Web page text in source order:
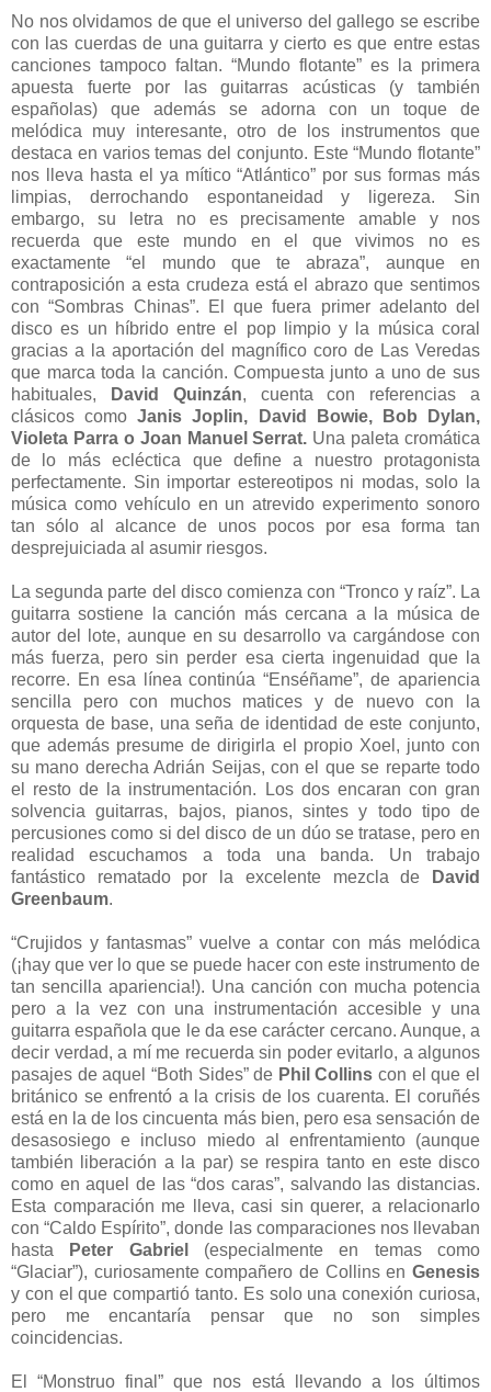
No nos olvidamos de que el universo del gallego se escribe
con las cuerdas de una guitarra y cierto es que entre estas
canciones tampoco faltan. “Mundo flotante” es la primera
apuesta fuerte por las guitarras acústicas (y también
españolas) que además se adorna con un toque de
melódica muy interesante, otro de los instrumentos que
destaca en varios temas del conjunto. Este “Mundo flotante”
nos lleva hasta el ya mítico “Atlántico” por sus formas más
limpias, derrochando espontaneidad y ligereza. Sin
embargo, su letra no es precisamente amable y nos
recuerda que este mundo en el que vivimos no es
exactamente “el mundo que te abraza”, aunque en
contraposición a esta crudeza está el abrazo que sentimos
con “Sombras Chinas”. El que fuera primer adelanto del
disco es un híbrido entre el pop limpio y la música coral
gracias a la aportación del magnífico coro de Las Veredas
que marca toda la canción. Compuesta junto a uno de sus
habituales, David Quinzán, cuenta con referencias a
clásicos comoJanis Joplin, David Bowie, Bob Dylan,
Violeta Parra o Joan Manuel Serrat. Una paleta cromática
de lo más ecléctica que define a nuestro protagonista
perfectamente. Sin importar estereotipos ni modas, solo la
música como vehículo en un atrevido experimento sonoro
tan sólo al alcance de unos pocos por esa forma tan
desprejuiciada al asumir riesgos.
La segunda parte del disco comienza con “Tronco y raíz”. La
guitarra sostiene la canción más cercana a la música de
autor del lote, aunque en su desarrollo va cargándose con
más fuerza, pero sin perder esa cierta ingenuidad que la
recorre. En esa línea continúa “Enséñame”, de apariencia
sencilla pero con muchos matices y de nuevo con la
orquesta de base, una seña de identidad de este conjunto,
que además presume de dirigirla el propio Xoel, junto con
su mano derecha Adrián Seijas, con el que se reparte todo
el resto de la instrumentación. Los dos encaran con gran
solvencia guitarras, bajos, pianos, sintes y todo tipo de
percusiones como si del disco de un dúo se tratase, pero en
realidad escuchamos a toda una banda. Un trabajo
fantástico rematado por la excelente mezcla de
David
Greenbaum.
“Crujidos y fantasmas” vuelve a contar con más melódica
(¡hay que ver lo que se puede hacer con este instrumento de
tan sencilla apariencia!). Una canción con mucha potencia
pero a la vez con una instrumentación accesible y una
guitarra española que le da ese carácter cercano. Aunque, a
decir verdad, a mí me recuerda sin poder evitarlo, a algunos
pasajes de aquel “Both Sides” de Phil Collins con el que el
británico se enfrentó a la crisis de los cuarenta. El coruñés
está en la de los cincuenta más bien, pero esa sensación de
desasosiego e incluso miedo al enfrentamiento (aunque
también liberación a la par) se respira tanto en este disco
como en aquel de las “dos caras”, salvando las distancias.
Esta comparación me lleva, casi sin querer, a relacionarlo
con “Caldo Espírito”, donde las comparaciones nos llevaban
hasta
Peter Gabriel
(especialmente en temas como
“Glaciar”), curiosamente compañero de Collins en Genesis
y con el que compartió tanto. Es solo una conexión curiosa,
pero me encantaría pensar que no son simples
coincidencias.
El “Monstruo final” que nos está llevando a los últimos